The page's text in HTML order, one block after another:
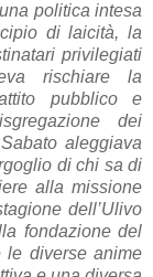
politica intesa
di laicità, la
privilegiati
rischiare la
pubblico e
dei
aleggiava
di chi sa di
alla missione
dell’Ulivo
fondazione del
le diverse anime